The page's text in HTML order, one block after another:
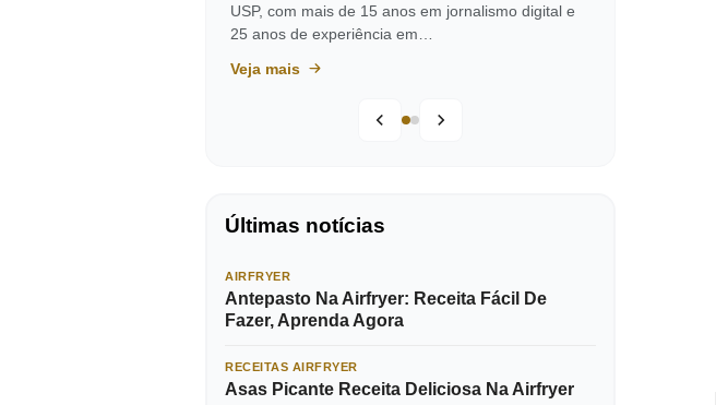
USP, com mais de 15 anos em jornalismo digital e
25 anos de experiência em…
Veja mais
Últimas notícias
AIRFRYER
Antepasto Na Airfryer: Receita Fácil De
Fazer, Aprenda Agora
RECEITAS AIRFRYER
Asas Picante Receita Deliciosa Na Airfryer